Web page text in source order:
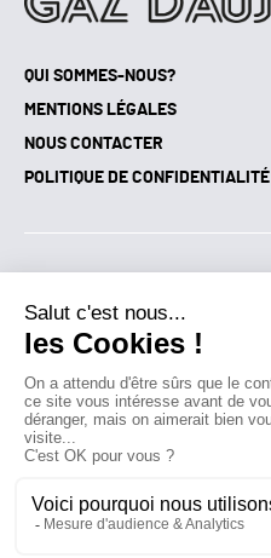
QUI SOMMES-NOUS?
MENTIONS LÉGALES
NOUS CONTACTER
POLITIQUE DE CONFIDENTIALITÉ
Mes favoris